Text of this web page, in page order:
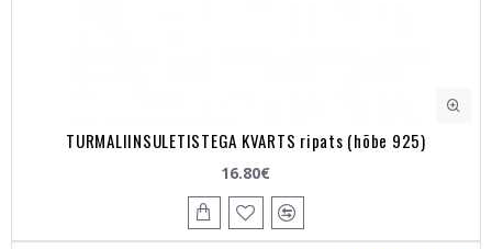
TURMALIINSULETISTEGA KVARTS ripats (hõbe 925)
16.80€